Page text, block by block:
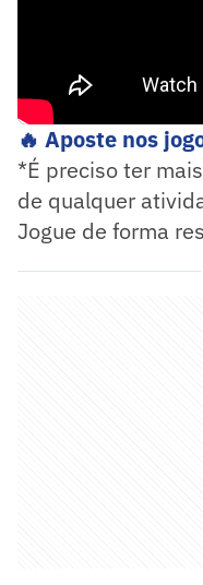
🔥 Aposte nos
*É preciso ter
de qualquer
Jogue de forma